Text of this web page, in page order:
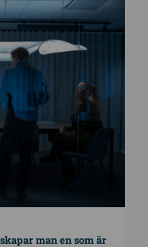
man en som är